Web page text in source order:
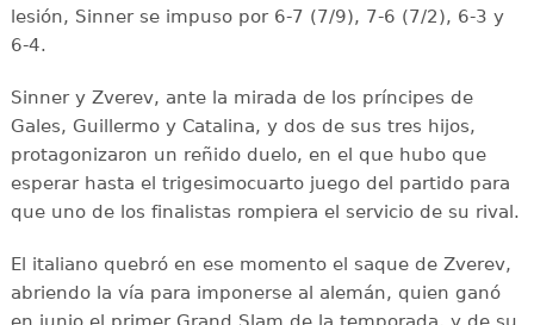
lesión, Sinner se impuso por 6-7 (7/9), 7-6 (7/2), 6-3 y
6-4.
Sinner y Zverev, ante la mirada de los príncipes de
Gales, Guillermo y Catalina, y dos de sus tres hijos,
protagonizaron un reñido duelo, en el que hubo que
esperar hasta el trigesimocuarto juego del partido para
que uno de los finalistas rompiera el servicio de su rival.
El italiano quebró en ese momento el saque de Zverev,
abriendo la vía para imponerse al alemán, quien ganó